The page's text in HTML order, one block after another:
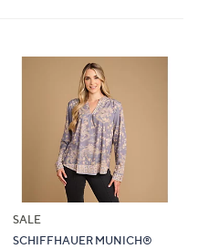
SALE
SCHIFFHAUER MUNICH®